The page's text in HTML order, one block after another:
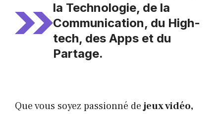
la Technologie, de la
Communication, du High-
tech, des Apps et du
Partage.
Que vous soyez passionné dejeux vidéo,